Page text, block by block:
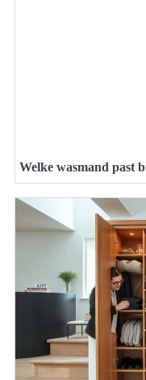
Welke wasmand past